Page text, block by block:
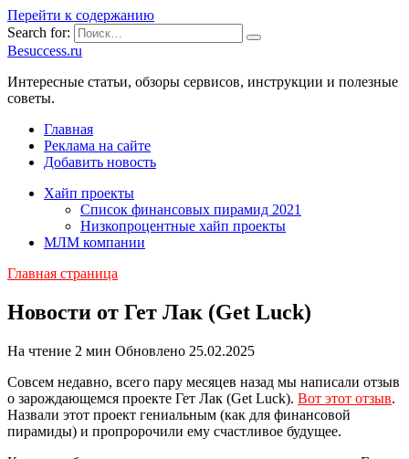
Перейти к содержанию
Search for:
Besuccess.ru
Интересные статьи, обзоры сервисов, инструкции и полезные
советы.
Главная
Реклама на сайте
Добавить новость
Хайп проекты
Список финансовых пирамид 2021
Низкопроцентные хайп проекты
МЛМ компании
Главная страница
Новости от Гет Лак (Get Luck)
На чтение 2 мин Обновлено 25.02.2025
Совсем недавно, всего пару месяцев назад мы написали отзыв
о зарождающемся проекте Гет Лак (Get Luck). Вот этот отзыв.
Назвали этот проект гениальным (как для финансовой
пирамиды) и пропророчили ему счастливое будущее.